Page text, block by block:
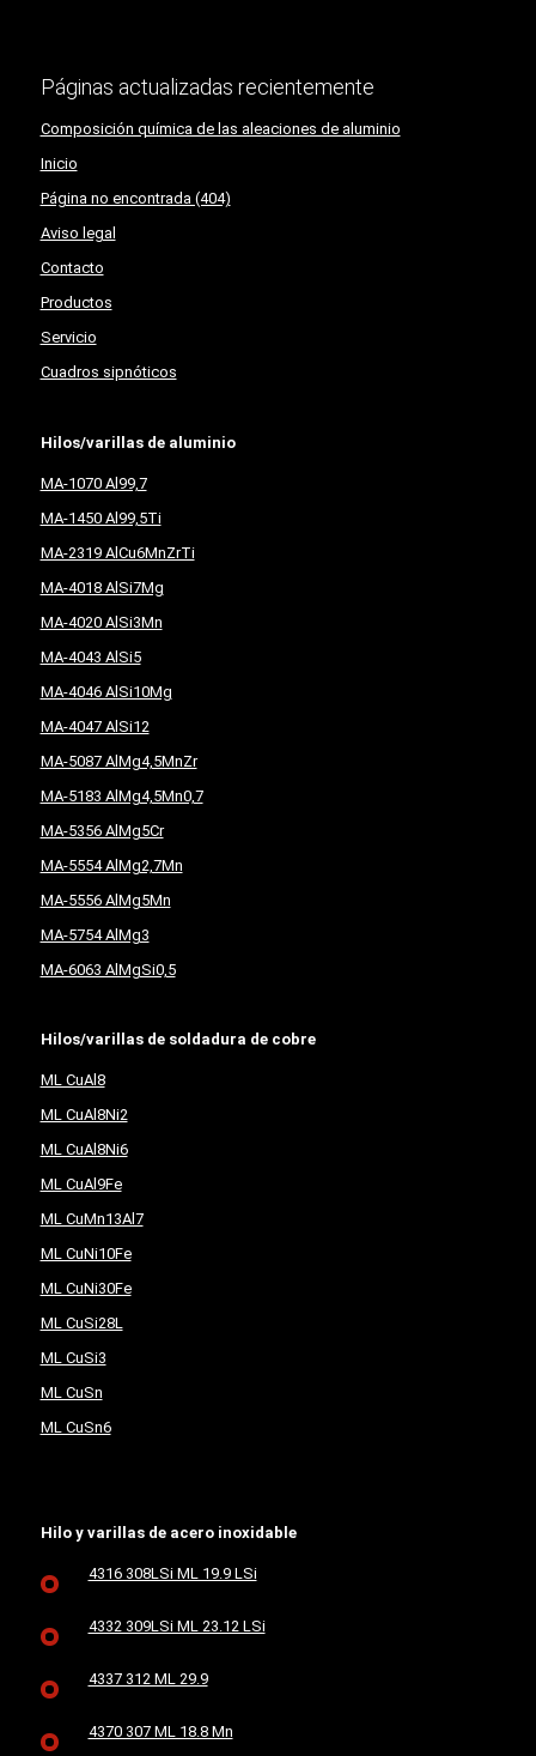
Páginas actualizadas recientemente
Composición química de las aleaciones de aluminio
Inicio
Página no encontrada (404)
Aviso legal
Contacto
Productos
Servicio
Cuadros sipnóticos
Hilos/varillas de aluminio
MA-1070 Al99,7
MA-1450 Al99,5Ti
MA-2319 AlCu6MnZrTi
MA-4018 AlSi7Mg
MA-4020 AlSi3Mn
MA-4043 AlSi5
MA-4046 AlSi10Mg
MA-4047 AlSi12
MA-5087 AlMg4,5MnZr
MA-5183 AlMg4,5Mn0,7
MA-5356 AlMg5Cr
MA-5554 AlMg2,7Mn
MA-5556 AlMg5Mn
MA-5754 AlMg3
MA-6063 AlMgSi0,5
Hilos/varillas de soldadura de cobre
ML CuAl8
ML CuAl8Ni2
ML CuAl8Ni6
ML CuAl9Fe
ML CuMn13Al7
ML CuNi10Fe
ML CuNi30Fe
ML CuSi28L
ML CuSi3
ML CuSn
ML CuSn6
Hilo y varillas de acero inoxidable
4316 308LSi ML 19.9 LSi
4332 309LSi ML 23.12 LSi
4337 312 ML 29.9
4370 307 ML 18.8 Mn